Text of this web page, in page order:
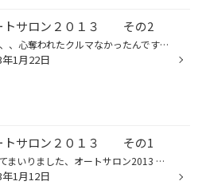
トサロン２０１３ その2
正直、、心奪われたクルマなかったんですが、 （こんな事、言ったらいけないのかなぁ） 相変わらずココのクルマは派手！ そして一番、目をひいたのがコレ～。 うちの店長好きそうです。
年1月22日
トサロン２０１３ その1
行ってまいりました、オートサロン2013 私、オートサロンに行くのは、１３年ぶりくらいです。 以前は、GT系の出展が多かった記憶でしたが、時代が変わったんですねェ。。。 さて、１１日（金）午前中はプレスデーで、業界・報道関係者日でしたので、 比較的ゆっくり観れました。 ブリヂストンブース...
年1月12日